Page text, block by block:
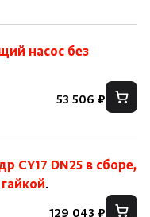
насос без
53 506 ₽
CY17 DN25 в сборе,
.
129 043 ₽